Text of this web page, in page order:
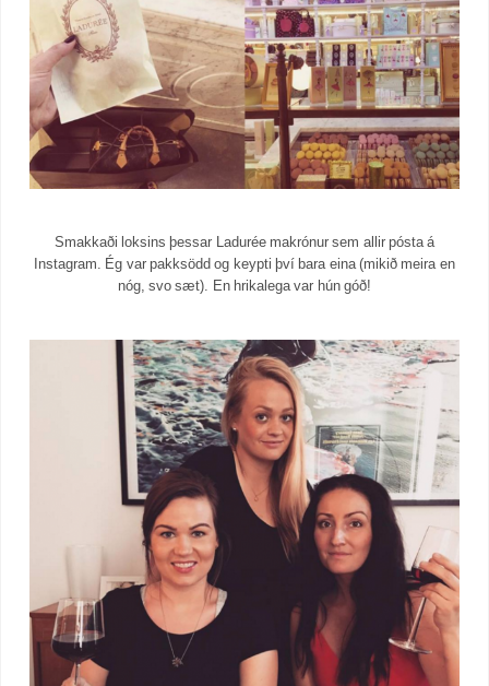
Smakkaði loksins þessar Ladurée makrónur sem allir pósta á
Instagram. Ég var pakksödd og keypti því bara eina (mikið meira en
nóg, svo sæt). En hrikalega var hún góð!